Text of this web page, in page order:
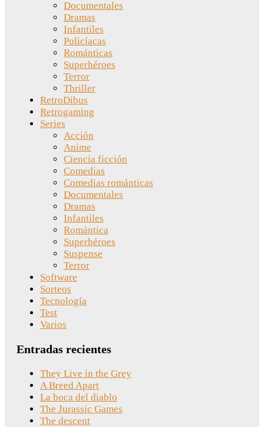
Documentales
Dramas
Infantiles
Policíacas
Románticas
Superhéroes
Terror
Thriller
RetroDibus
Retrogaming
Series
Acción
Anime
Ciencia ficción
Comedias
Comedias románticas
Documentales
Dramas
Infantiles
Romántica
Superhéroes
Suspense
Terror
Software
Sorteos
Tecnología
Test
Varios
Entradas recientes
They Live in the Grey
A Breed Apart
La boca del diablo
The Jurassic Games
The descent